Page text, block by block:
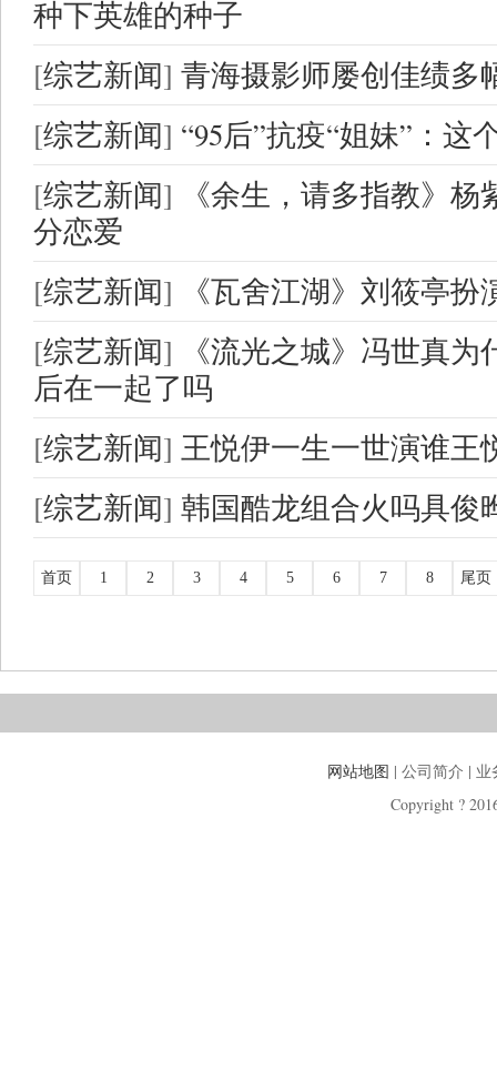
种下英雄的种子
[综艺新闻] 青海摄影师屡创佳绩多
[综艺新闻] “95后”抗疫“姐妹”：这
[综艺新闻]
《余生，请多指教》
分恋爱
[综艺新闻]
《瓦舍江湖》刘筱亭
[综艺新闻]
《流光之城》冯世真
后在一起了吗
[综艺新闻] 王悦伊一生一世演谁王
[综艺新闻] 韩国酷龙组合火吗具俊
首页 1 2 3 4 5 6 7 8 尾页
网站地图 | 公司简介 |
Copyright ?